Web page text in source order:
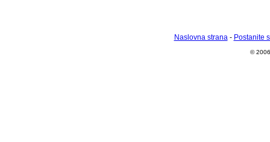
Naslovna strana- Postanite
©